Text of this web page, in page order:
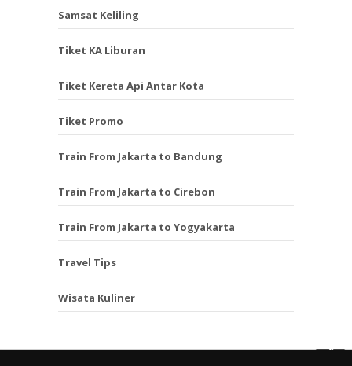
Samsat Keliling
Tiket KA Liburan
Tiket Kereta Api Antar Kota
Tiket Promo
Train From Jakarta to Bandung
Train From Jakarta to Cirebon
Train From Jakarta to Yogyakarta
Travel Tips
Wisata Kuliner